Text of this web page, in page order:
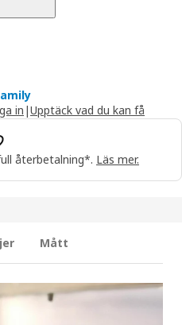
in |Upptäck vad du kan få
återbetalning*. Läs mer.
Mått
lock in action! Den här
kolstål bok, 28 cm